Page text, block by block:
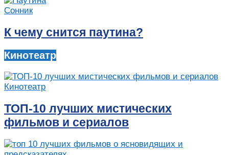
Сонник
К чему снится паутина?
Кинотеатр
Кинотеатр
ТОП-10 лучших мистических
фильмов и сериалов